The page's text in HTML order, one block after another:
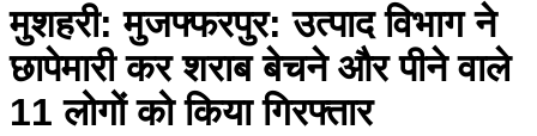
मुशहरी: मुजफ्फरपुर: उत्पाद विभाग ने
छापेमारी कर शराब बेचने और पीने वाले
11 लोगों को किया गिरफ्तार